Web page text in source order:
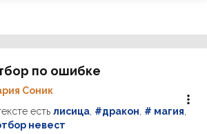
по ошибке
Соник
есть лисица #дракон # магия
невест